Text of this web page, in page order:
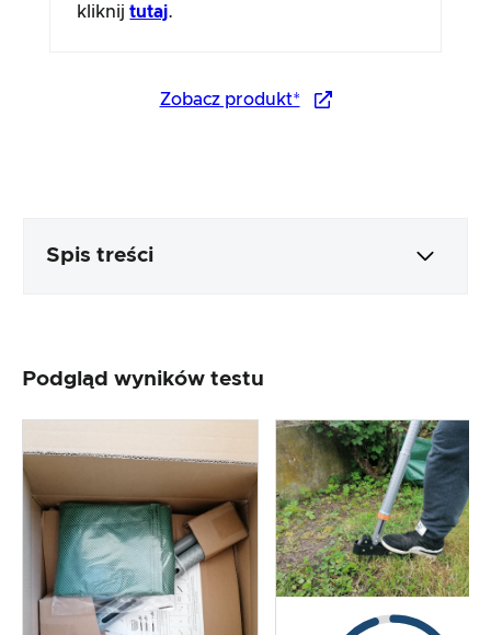
kliknijtutaj.
Zobacz produkt*
Spis treści
Przetwarzanie i wygląd produktu
Test praktyczny
Stosunek ceny do wydajności
Wynik ogólny
Podgląd wyników testu